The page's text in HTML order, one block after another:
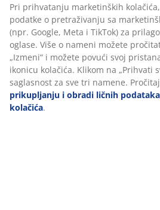
Pri prihvatanju marketinških
podatke o pretraživanju sa
(npr. Google, Meta i TikTok) za
oglase. Više o nameni možete
„Izmeni“ i možete povući svoj
ikonicu kolačića. Klikom na „Prihvati
saglasnost za sve tri namene.
prikupljanju i obradi ličnih podataka
kolačića.